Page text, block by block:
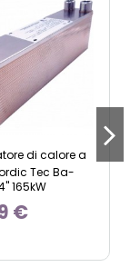
di calore a
Tec Ba-
165kW
€